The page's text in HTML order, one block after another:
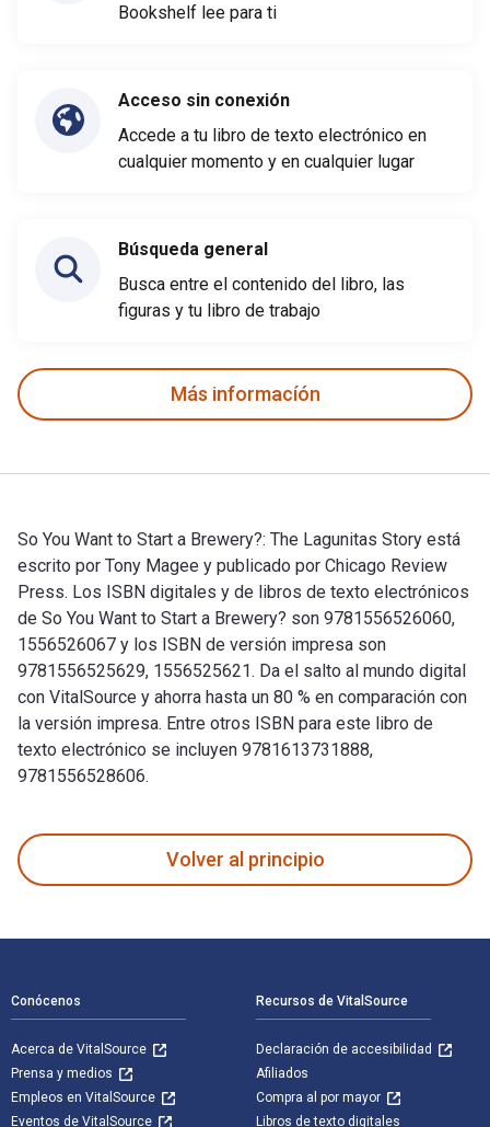
Bookshelf lee para ti
Acceso sin conexión
Accede a tu libro de texto electrónico en
cualquier momento y en cualquier lugar
Búsqueda general
Busca entre el contenido del libro, las
figuras y tu libro de trabajo
Más informacíón
So You Want to Start a Brewery?: The Lagunitas Story está
escrito por Tony Magee y publicado por Chicago Review
Press. Los ISBN digitales y de libros de texto electrónicos
de So You Want to Start a Brewery? son 9781556526060,
1556526067 y los ISBN de versión impresa son
9781556525629, 1556525621. Da el salto al mundo digital
con VitalSource y ahorra hasta un 80 % en comparación con
la versión impresa. Entre otros ISBN para este libro de
texto electrónico se incluyen 9781613731888,
9781556528606.
Volver al principio
Conócenos
Acerca de VitalSource
Prensa y medios
Empleos en VitalSource
Eventos de VitalSource
Recursos de VitalSource
Declaración de accesibilidad
Afiliados
Compra al por mayor
Libros de texto digitales